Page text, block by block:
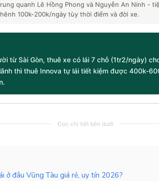
quanh Lê Hồng Phong và Nguyễn An Ninh -
100k-200k/ngày tùy thời điểm và đời xe.
từ Sài Gòn, thuê xe có lái 7 chỗ (1tr2/ngày)
thì thuê Innova tự lái tiết kiệm được 400k-
Đọc chi tiết bên dưới
ở đâu Vũng Tàu giá rẻ, uy tín 2026?